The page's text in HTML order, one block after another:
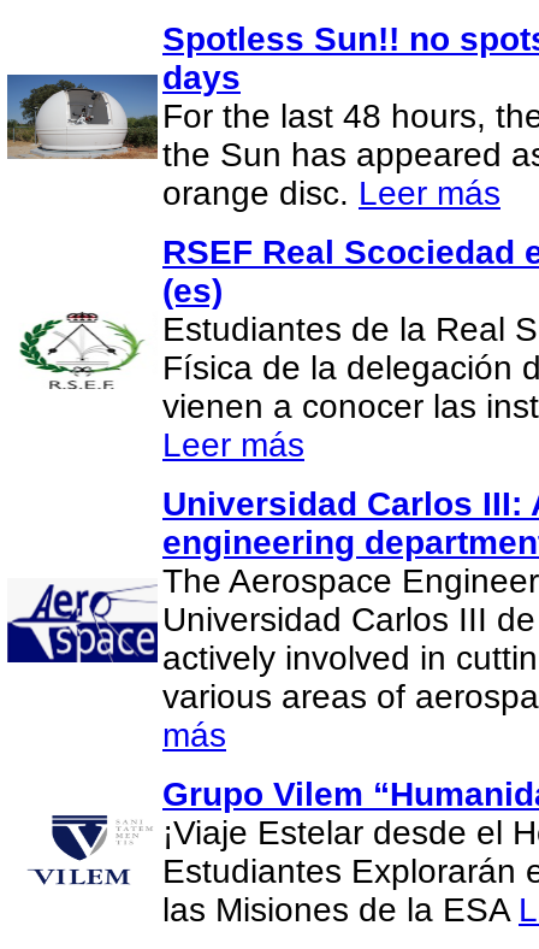
Spotless Sun!! no
days
For the last 48 hours,
the Sun has appeared
orange disc. Leer más
RSEF Real Scociedad
(es)
Estudiantes de la Real
Física de la delegación
vienen a conocer las
Leer más
Universidad Carlos III:
engineering
The Aerospace
Universidad Carlos III
actively involved in
various areas of
más
Grupo Vilem
¡Viaje Estelar desde el
Estudiantes Explorarán
las Misiones de la ESA